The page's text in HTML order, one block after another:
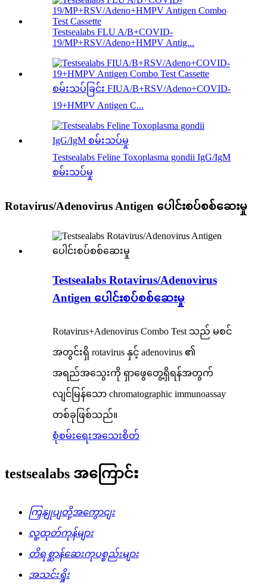
Testsealabs FLU A/B+COVID-
19/MP+RSV/Adeno+HMPV Antig...
စမ်းသပ်ခြင်း FIUA/B+RSV/Adeno+COVID-
19+HMPV Antigen C...
Testsealabs Feline Toxoplasma gondii IgG/IgM
စမ်းသပ်မှု
Rotavirus/Adenovirus Antigen ပေါင်းစပ်စစ်ဆေးမှု
Testsealabs Rotavirus/Adenovirus
Antigen ပေါင်းစပ်စစ်ဆေးမှု
Rotavirus+Adenovirus Combo Test သည် မစင်
အတွင်းရှိ rotavirus နှင့် adenovirus ၏
အရည်အသွေးကို ရှာဖွေတွေ့ရှိရန်အတွက်
လျင်မြန်သော chromatographic immunoassay
တစ်ခုဖြစ်သည်။
စုံစမ်းရေးအသေးစိတ်
testsealabs အကြောင်း
ကြှနျုပျတို့အကွောငျး
လူ့ထုတ်ကုန်များ
တိရစ္ဆာန်ဆေးကုပစ္စည်းများ
အသင်းရှိုး